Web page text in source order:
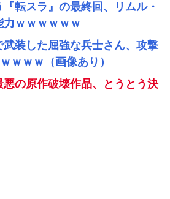
『転スラ』の最終回、リムル・
ｗｗｗｗｗｗ
武装した屈強な兵士さん、攻撃
ｗｗｗ（画像あり）
悪の原作破壊作品、とうとう決